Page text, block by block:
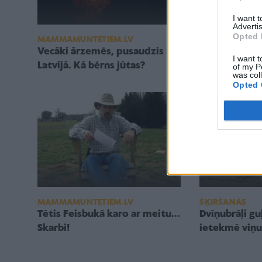
I want
Opted
I want
of my
was
Opted
MAMMAMUNTETIEM.LV
Vecāki ārzemēs, pusaudzis
Latvijā. Kā bērns jūtas?
SKOLĒNS
slinkumu?
MAMMAMUNTETIEM.LV
Tētis Feisbukā karo ar meitu...
Skarbi!
ŠĶIRŠANĀS
Dvīņubrāļi
ietekmē